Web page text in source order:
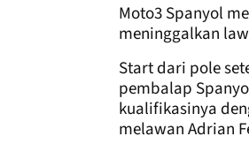
Moto3 Spanyol
meninggalkan
Start dari pole
pembalap
kualifikasinya
melawan Adrian